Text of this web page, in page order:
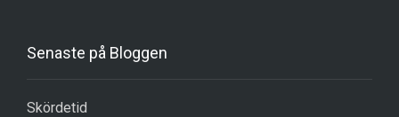
Senaste på Bloggen
Skördetid